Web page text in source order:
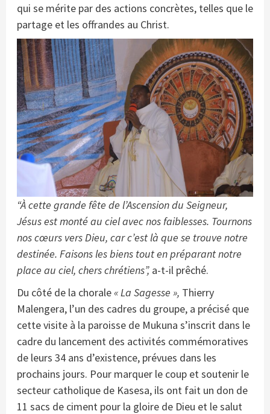
qui se mérite par des actions concrètes, telles que le
partage et les offrandes au Christ.
“À cette grande fête de l’Ascension du Seigneur,
Jésus est monté au ciel avec nos faiblesses. Tournons
nos cœurs vers Dieu, car c’est là que se trouve notre
destinée. Faisons les biens tout en préparant notre
place au ciel, chers chrétiens”, a-t-il prêché.
Du côté de la chorale« La Sagesse », Thierry
Malengera, l’un des cadres du groupe, a précisé que
cette visite à la paroisse de Mukuna s’inscrit dans le
cadre du lancement des activités commémoratives
de leurs 34 ans d’existence, prévues dans les
prochains jours. Pour marquer le coup et soutenir le
secteur catholique de Kasesa, ils ont fait un don de
11 sacs de ciment pour la gloire de Dieu et le salut